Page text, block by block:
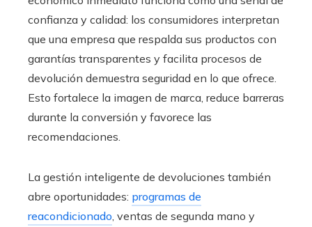
confianza y calidad: los consumidores interpretan
que una empresa que respalda sus productos con
garantías transparentes y facilita procesos de
devolución demuestra seguridad en lo que ofrece.
Esto fortalece la imagen de marca, reduce barreras
durante la conversión y favorece las
recomendaciones.
La gestión inteligente de devoluciones también
abre oportunidades: programas de
reacondicionado , ventas de segunda mano y